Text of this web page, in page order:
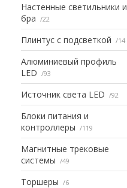
Настенные светильники и
бра
22
Плинтус с подсветкой 14
Алюминиевый профиль
LED
93
Источник света LED 92
Блоки питания и
контроллеры
119
Магнитные трековые
системы
49
Торшеры 6